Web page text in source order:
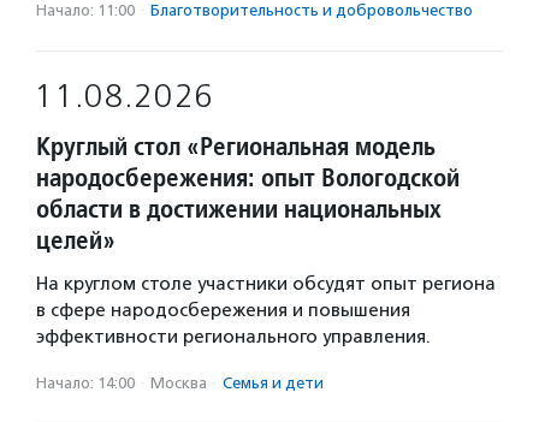
Начало: 11:00 · Благотвори­тель­ность и доброволь­чест­во
11.08.2026
Круглый стол «Региональная модель
народосбережения: опыт Вологодской
области в достижении национальных
целей»
На круглом столе участники обсудят опыт региона
в сфере народосбережения и повышения
эффективности регионального управления.
Начало: 14:00 · Москва · Семья и дети